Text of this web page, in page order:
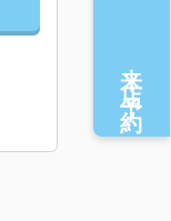
来店予約